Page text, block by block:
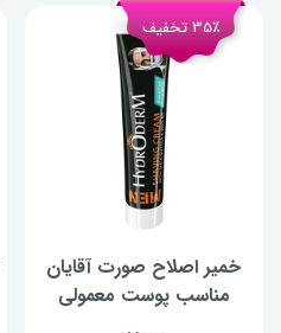
خمیر اصلاح صورت آقایان
مناسب پوست معمولی
35٪ تخفیف